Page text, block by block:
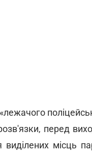
перед
виділених місць